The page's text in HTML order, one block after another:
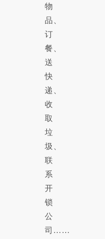
物
品、
订
餐、
送
快
递、
收
取
垃
圾、
联
系
开
锁
公
司……